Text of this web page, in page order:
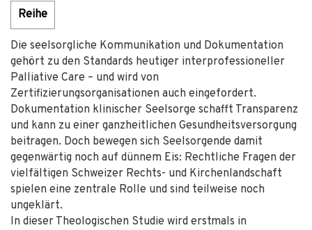
Reihe
Die seelsorgliche Kommunikation und Dokumentation
gehört zu den Standards heutiger interprofessioneller
Palliative Care – und wird von
Zertifizierungsorganisationen auch eingefordert.
Dokumentation klinischer Seelsorge schafft Transparenz
und kann zu einer ganzheitlichen Gesundheitsversorgung
beitragen. Doch bewegen sich Seelsorgende damit
gegenwärtig noch auf dünnem Eis: Rechtliche Fragen der
vielfältigen Schweizer Rechts- und Kirchenlandschaft
spielen eine zentrale Rolle und sind teilweise noch
ungeklärt.
In dieser Theologischen Studie wird erstmals in